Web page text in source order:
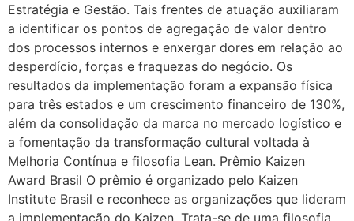
Estratégia e Gestão. Tais frentes de atuação auxiliaram
a identificar os pontos de agregação de valor dentro
dos processos internos e enxergar dores em relação ao
desperdício, forças e fraquezas do negócio. Os
resultados da implementação foram a expansão física
para três estados e um crescimento financeiro de 130%,
além da consolidação da marca no mercado logístico e
a fomentação da transformação cultural voltada à
Melhoria Contínua e filosofia Lean. Prêmio Kaizen
Award Brasil O prêmio é organizado pelo Kaizen
Institute Brasil e reconhece as organizações que lideram
a implementação do Kaizen. Trata-se de uma filosofia